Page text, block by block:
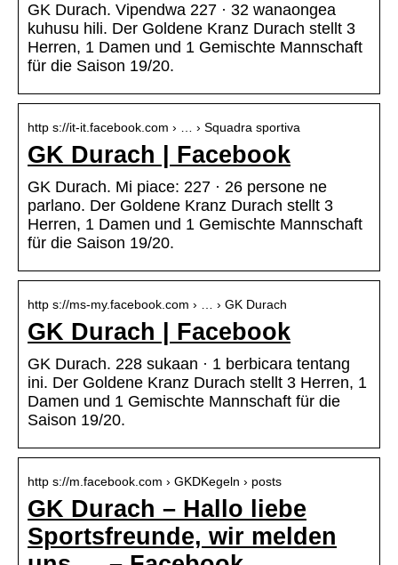
GK Durach. Vipendwa 227 · 32 wanaongea
kuhusu hili. Der Goldene Kranz Durach stellt 3
Herren, 1 Damen und 1 Gemischte Mannschaft
für die Saison 19/20.
http s://it-it.facebook.com › … › Squadra sportiva
GK Durach | Facebook
GK Durach. Mi piace: 227 · 26 persone ne
parlano. Der Goldene Kranz Durach stellt 3
Herren, 1 Damen und 1 Gemischte Mannschaft
für die Saison 19/20.
http s://ms-my.facebook.com › … › GK Durach
GK Durach | Facebook
GK Durach. 228 sukaan · 1 berbicara tentang
ini. Der Goldene Kranz Durach stellt 3 Herren, 1
Damen und 1 Gemischte Mannschaft für die
Saison 19/20.
http s://m.facebook.com › GKDKegeln › posts
GK Durach – Hallo liebe
Sportsfreunde, wir melden